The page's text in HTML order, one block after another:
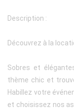
Description :
Découvrez à la
Sobres et
thème chic et
Habillez votre
et choisissez nos